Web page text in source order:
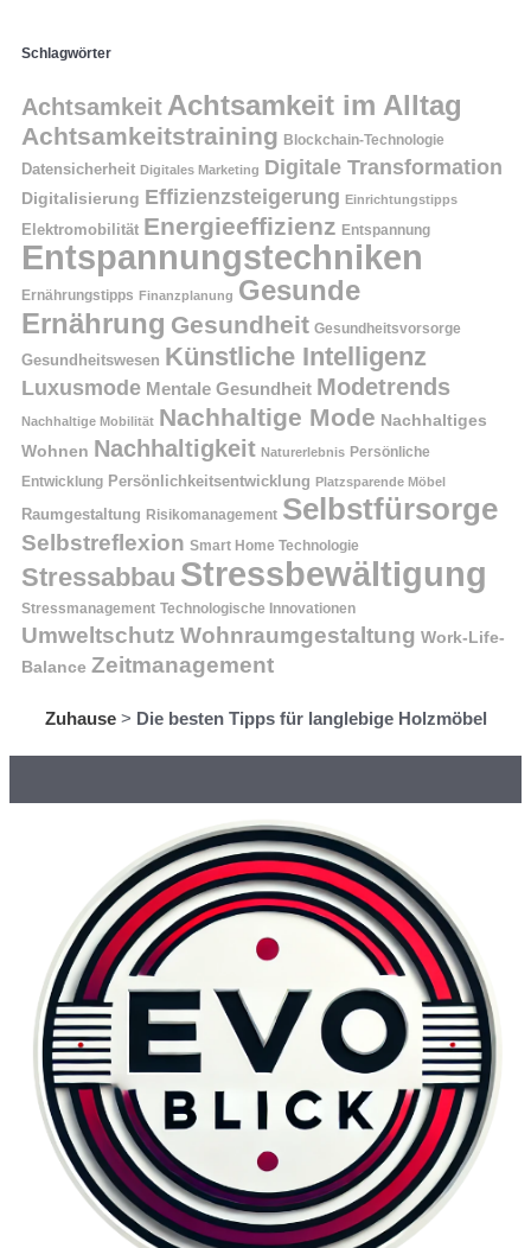
Schlagwörter
Achtsamkeit Achtsamkeit im Alltag
Achtsamkeitstraining Blockchain-Technologie
Datensicherheit Digitales Marketing Digitale Transformation
Digitalisierung Effizienzsteigerung Einrichtungstipps
Elektromobilität Energieeffizienz Entspannung
Entspannungstechniken
Ernährungstipps Finanzplanung Gesunde
Ernährung Gesundheit Gesundheitsvorsorge
Gesundheitswesen Künstliche Intelligenz
Luxusmode Mentale Gesundheit Modetrends
Nachhaltige Mobilität Nachhaltige Mode Nachhaltiges
Wohnen Nachhaltigkeit Naturerlebnis Persönliche
Entwicklung Persönlichkeitsentwicklung Platzsparende Möbel
Raumgestaltung Risikomanagement Selbstfürsorge
Selbstreflexion Smart Home Technologie
Stressabbau Stressbewältigung
Stressmanagement Technologische Innovationen
Umweltschutz Wohnraumgestaltung Work-Life-
Balance Zeitmanagement
Zuhause> Die besten Tipps für langlebige Holzmöbel